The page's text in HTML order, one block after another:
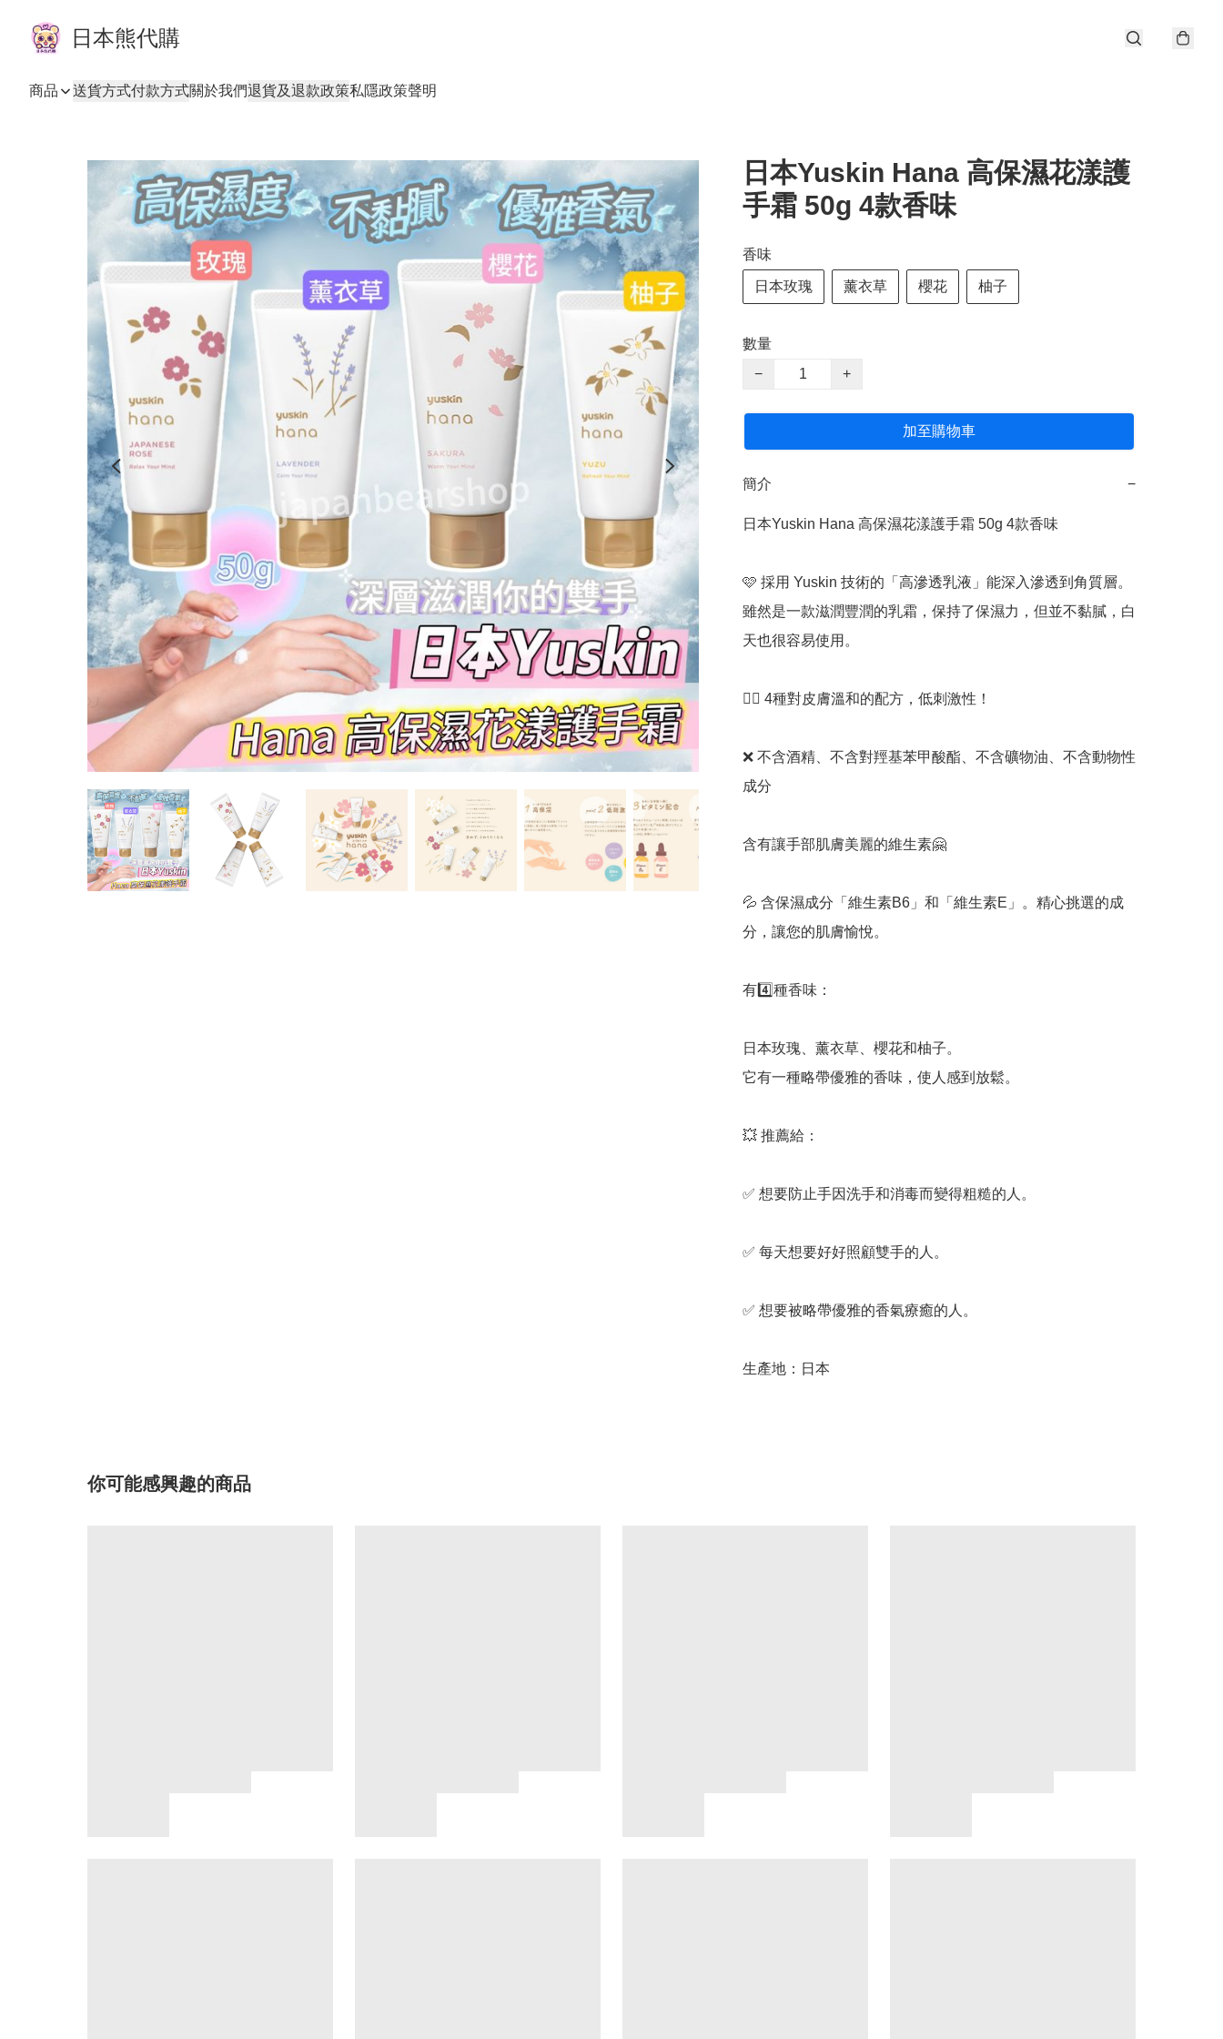
日本熊代購
商品 送貨方式付款方式關於我們退貨及退款政策私隱政策聲明
日本Yuskin Hana 高保濕花漾護
手霜 50g 4款香味
香味
日本玫瑰 薰衣草 櫻花 柚子
數量
−
+
加至購物車
簡介 −
日本Yuskin Hana 高保濕花漾護手霜 50g 4款香味
🩷 採用 Yuskin 技術的「高滲透乳液」能深入滲透到角質層。
雖然是一款滋潤豐潤的乳霜，保持了保濕力，但並不黏膩，白
天也很容易使用。
👉🏻 4種對皮膚溫和的配方，低刺激性！
❌️ 不含酒精、不含對羥基苯甲酸酯、不含礦物油、不含動物性
成分
含有讓手部肌膚美麗的維生素🤗
💦 含保濕成分「維生素B6」和「維生素E」。精心挑選的成
分，讓您的肌膚愉悅。
有4️⃣種香味：
日本玫瑰、薰衣草、櫻花和柚子。
它有一種略帶優雅的香味，使人感到放鬆。
💥 推薦給：
✅️ 想要防止手因洗手和消毒而變得粗糙的人。
✅️ 每天想要好好照顧雙手的人。
✅️ 想要被略帶優雅的香氣療癒的人。
生產地：日本
你可能感興趣的商品